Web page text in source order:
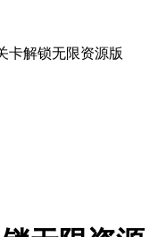
卡解锁无限资源版